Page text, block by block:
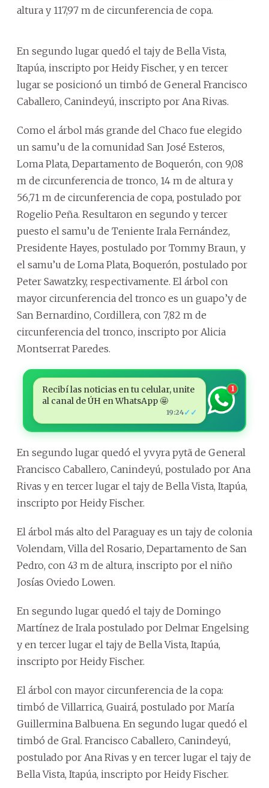
altura y 117,97 m de circunferencia de copa.
En segundo lugar quedó el tajy de Bella Vista,
Itapúa, inscripto por Heidy Fischer, y en tercer
lugar se posicionó un timbó de General Francisco
Caballero, Canindeyú, inscripto por Ana Rivas.
Como el árbol más grande del Chaco fue elegido
un samu’u de la comunidad San José Esteros,
Loma Plata, Departamento de Boquerón, con 9,08
m de circunferencia de tronco, 14 m de altura y
56,71 m de circunferencia de copa, postulado por
Rogelio Peña. Resultaron en segundo y tercer
puesto el samu’u de Teniente Irala Fernández,
Presidente Hayes, postulado por Tommy Braun, y
el samu’u de Loma Plata, Boquerón, postulado por
Peter Sawatzky, respectivamente. El árbol con
mayor circunferencia del tronco es un guapo’y de
San Bernardino, Cordillera, con 7,82 m de
circunferencia del tronco, inscripto por Alicia
Montserrat Paredes.
Recibí las noticias en tu celular, unite
al canal de ÚH en WhatsApp 🤩
19:24✓✓
1
En segundo lugar quedó el yvyra pytã de General
Francisco Caballero, Canindeyú, postulado por Ana
Rivas y en tercer lugar el tajy de Bella Vista, Itapúa,
inscripto por Heidy Fischer.
El árbol más alto del Paraguay es un tajy de colonia
Volendam, Villa del Rosario, Departamento de San
Pedro, con 43 m de altura, inscripto por el niño
Josías Oviedo Lowen.
En segundo lugar quedó el tajy de Domingo
Martínez de Irala postulado por Delmar Engelsing
y en tercer lugar el tajy de Bella Vista, Itapúa,
inscripto por Heidy Fischer.
El árbol con mayor circunferencia de la copa:
timbó de Villarrica, Guairá, postulado por María
Guillermina Balbuena. En segundo lugar quedó el
timbó de Gral. Francisco Caballero, Canindeyú,
postulado por Ana Rivas y en tercer lugar el tajy de
Bella Vista, Itapúa, inscripto por Heidy Fischer.